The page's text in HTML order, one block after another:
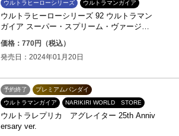
ウルトラヒーローシリーズ ウルトラマンガイア
ウルトラヒーローシリーズ 92 ウルトラマン
ガイア スーパー・スプリーム・ヴァージョ
価格：770円（税込）
発売日：2024年01月20日
予約終了
プレミアムバンダイ
ウルトラマンガイア
NARIKIRI WORLD STORE
ウルトラレプリカ アグレイター 25th Anniv
ersary ver.